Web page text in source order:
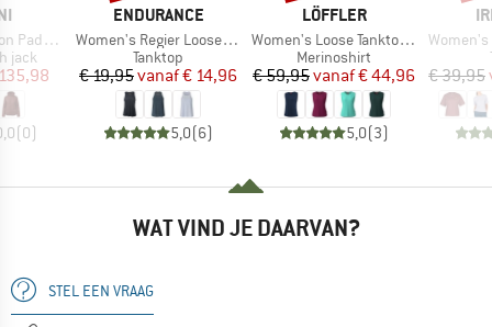
Primaloft
jack
prijs
(0)
MERK
ENDURANCE
Artikel
Women's Regier Loose Fit Top
Productgroep
Tanktop
Prijs
€ 19,95 Verlaagde prijs
vanaf€ 14,96
5,0(6)
MERK
LÖFFLER
Artikel
Women's Loose Tanktop Merino-Tencel
Productgroep
Merinoshirt
Prijs
€ 59,95 Verlaagde prijs
vanaf€ 44,96
5,0(3)
Artikel
Women's
€ 39,95
WAT VIND JE DAARVAN?
STEL EEN VRAAG